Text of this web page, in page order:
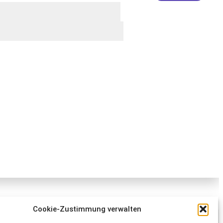
Cookie-Zustimmung verwalten
Schweizer Tierschutz STS